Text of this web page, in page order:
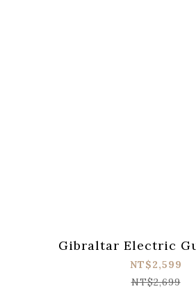
Gibraltar Electric
NT$2,599
NT$2,699